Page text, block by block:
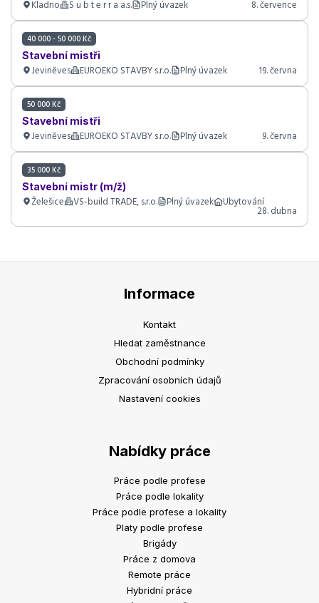
Kladno S u b t e r r a a.s. Plný úvazek 8. července
40 000 - 50 000 Kč
Stavební mistři
Jeviněves EUROEKO STAVBY s.r.o. Plný úvazek 19. června
50 000 Kč
Stavební mistři
Jeviněves EUROEKO STAVBY s.r.o. Plný úvazek 9. června
35 000 Kč
Stavební mistr (m/ž)
Želešice VS-build TRADE, s.r.o. Plný úvazek Ubytování
28. dubna
Informace
Kontakt
Hledat zaměstnance
Obchodní podmínky
Zpracování osobních údajů
Nastavení cookies
Nabídky práce
Práce podle profese
Práce podle lokality
Práce podle profese a lokality
Platy podle profese
Brigády
Práce z domova
Remote práce
Hybridní práce